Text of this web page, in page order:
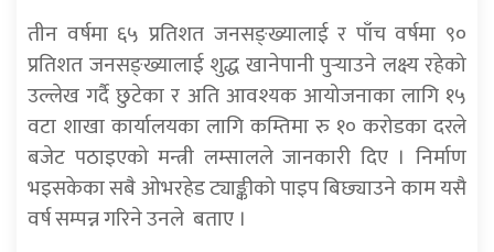
तीन वर्षमा ६५ प्रतिशत जनसङ्ख्यालाई र पाँच वर्षमा ९०
प्रतिशत जनसङ्ख्यालाई शुद्ध खानेपानी पुर्‍याउने लक्ष्य रहेको
उल्लेख गर्दै छुटेका र अति आवश्यक आयोजनाका लागि १५
वटा शाखा कार्यालयका लागि कम्तिमा रु १० करोडका दरले
बजेट पठाइएको मन्त्री लम्सालले जानकारी दिए । निर्माण
भइसकेका सबै ओभरहेड ट्याङ्कीको पाइप बिछ्याउने काम यसै
वर्ष सम्पन्न गरिने उनले बताए ।